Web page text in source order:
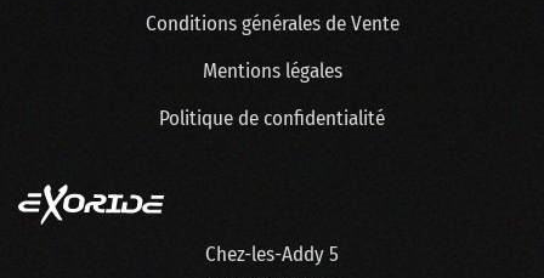
Conditions générales de Vente
Mentions légales
Politique de confidentialité
Chez-les-Addy 5